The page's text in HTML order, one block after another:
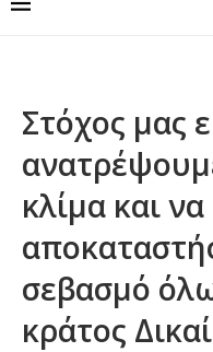
Στόχος μας
κλίμα και να
σεβασμό
κράτος